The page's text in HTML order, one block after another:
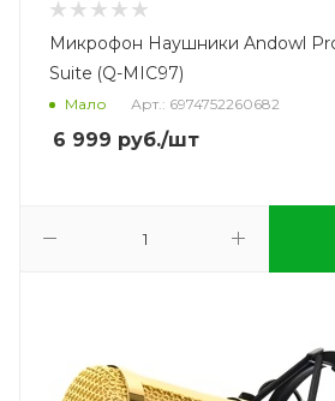
Микрофон Наушники Andowl
Suite (Q-MIC97)
Мало Арт.: 6974752260682
6 999 руб./шт